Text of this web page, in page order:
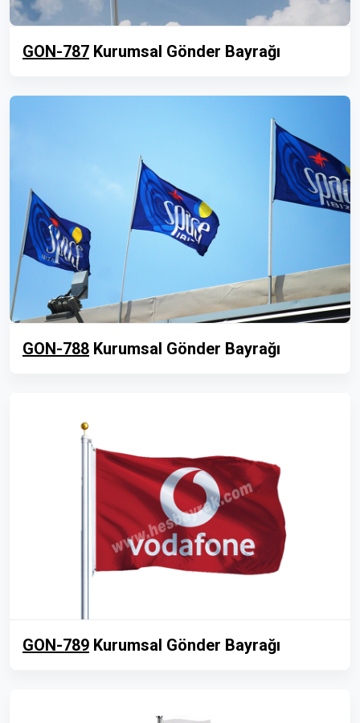
GON-787 Kurumsal Gönder Bayrağı
GON-788 Kurumsal Gönder Bayrağı
GON-789 Kurumsal Gönder Bayrağı